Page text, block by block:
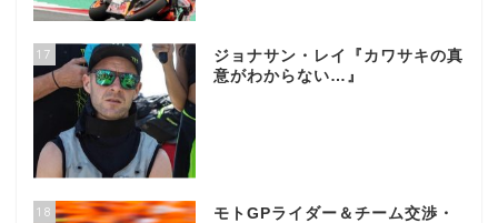
17
ジョナサン・レイ『カワサキの真
意がわからない…』
18
モトGPライダー＆チーム交渉・